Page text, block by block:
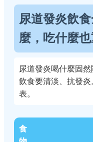
尿道發炎飲
麼，吃什麼
尿道發炎喝什麼固
飲食要清淡、抗發
表。
食